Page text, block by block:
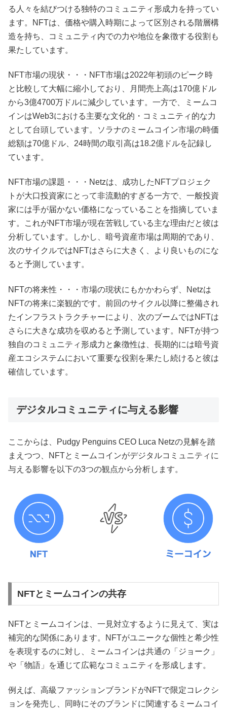
る人々を結びつける独特のコミュニティ形成力を持ってい
ます。NFTは、価格や購入時期によって区別される階層構
造を持ち、コミュニティ内での力や地位を象徴する役割も
果たしています。
NFT市場の現状・・・NFT市場は2022年初頭のピーク時
と比較して大幅に縮小しており、月間売上高は170億ドル
から3億4700万ドルに減少しています。一方で、ミームコ
インはWeb3における主要な文化的・コミュニティ的な力
として台頭しています。ソラナのミームコイン市場の時価
総額は70億ドル、24時間の取引高は18.2億ドルを記録し
ています。
NFT市場の課題・・・Netzは、成功したNFTプロジェク
トが大口投資家にとって非流動的すぎる一方で、一般投資
家には手が届かない価格になっていることを指摘していま
す。これがNFT市場が現在苦戦している主な理由だと彼は
分析しています。しかし、暗号資産市場は周期的であり、
次のサイクルではNFTはさらに大きく、より良いものにな
ると予測しています。
NFTの将来性・・・市場の現状にもかかわらず、Netzは
NFTの将来に楽観的です。前回のサイクル以降に整備され
たインフラストラクチャーにより、次のブームではNFTは
さらに大きな成功を収めると予測しています。NFTが持つ
独自のコミュニティ形成力と象徴性は、長期的には暗号資
産エコシステムにおいて重要な役割を果たし続けると彼は
確信しています。
デジタルコミュニティに与える影響
ここからは、Pudgy Penguins CEO Luca Netzの見解を踏
まえつつ、NFTとミームコインがデジタルコミュニティに
与える影響を以下の3つの観点から分析します。
NFTとミームコインの共存
NFTとミームコインは、一見対立するように見えて、実は
補完的な関係にあります。NFTがユニークな個性と希少性
を表現するのに対し、ミームコインは共通の「ジョーク」
や「物語」を通じて広範なコミュニティを形成します。
例えば、高級ファッションブランドがNFTで限定コレクシ
ョンを発売し、同時にそのブランドに関連するミームコイ